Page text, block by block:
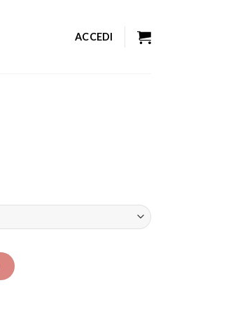
ACCEDI